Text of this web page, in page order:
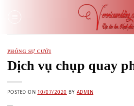
PHÓNG SỰ CƯỚI
Dịch vụ chụp quay
POSTED ON 10/07/2020 BY ADMIN